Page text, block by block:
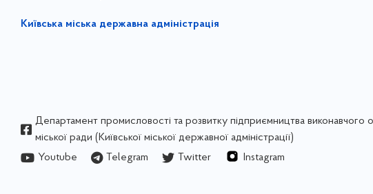
Київська міська державна адміністрація
Департамент промисловості та розвитку підприємництва виконавчого
міської ради (Київської міської державної адміністрації)
Youtube
Telegram Twitter Instagram